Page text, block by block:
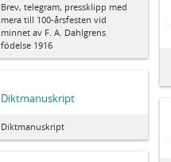
Brev, telegram, pressklipp med
mera till 100-årsfesten vid
minnet av F. A. Dahlgrens
födelse 1916
Diktmanuskript
Diktmanuskript